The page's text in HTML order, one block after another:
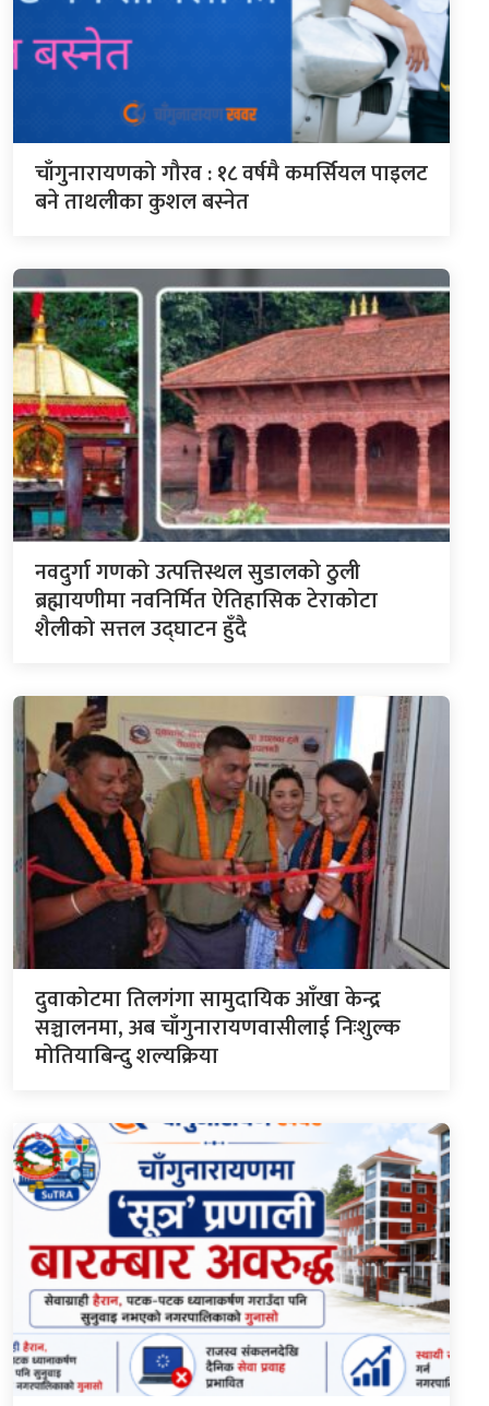
चाँगुनारायणको गौरव : १८ वर्षमै कमर्सियल पाइलट
बने ताथलीका कुशल बस्नेत
नवदुर्गा गणको उत्पत्तिस्थल सुडालको ठुली
ब्रह्मायणीमा नवनिर्मित ऐतिहासिक टेराकोटा
शैलीको सत्तल उद्घाटन हुँदै
दुवाकोटमा तिलगंगा सामुदायिक आँखा केन्द्र
सञ्चालनमा, अब चाँगुनारायणवासीलाई निःशुल्क
मोतियाबिन्दु शल्यक्रिया